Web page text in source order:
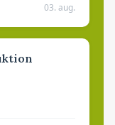
03. aug.